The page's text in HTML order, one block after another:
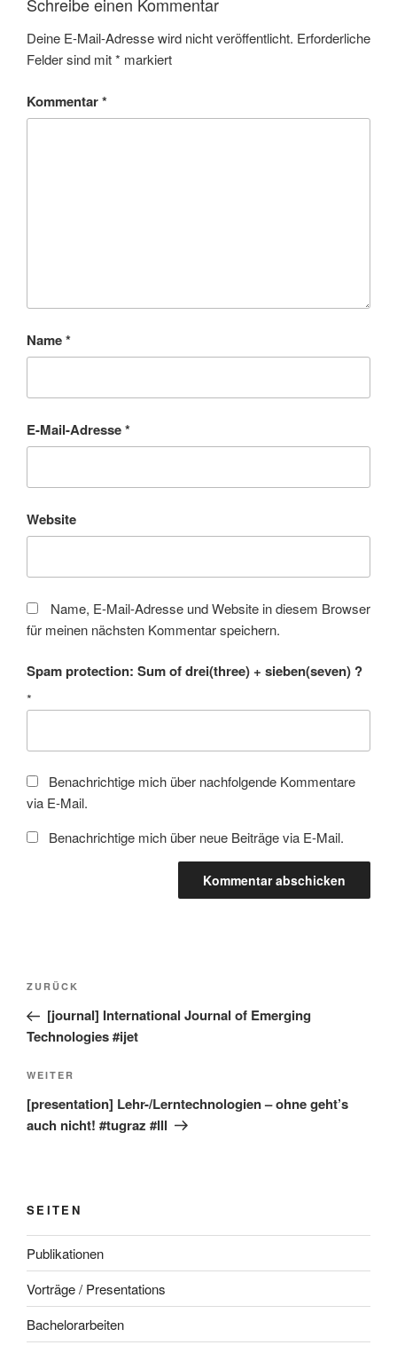
Deine E-Mail-Adresse wird nicht veröffentlicht. Erforderliche
Felder sind mit* markiert
Kommentar*
Name*
E-Mail-Adresse*
Website
Name, E-Mail-Adresse und Website in diesem Browser
für meinen nächsten Kommentar speichern.
Spam protection: Sum of drei(three) + sieben(seven) ?
*
Benachrichtige mich über nachfolgende Kommentare
via E-Mail.
Benachrichtige mich über neue Beiträge via E-Mail.
Beitragsnavigation
Vorheriger
Beitrag
ZURÜCK
[journal] International Journal of Emerging
Technologies #ijet
Nächster
Beitrag
WEITER
[presentation] Lehr-/Lerntechnologien – ohne geht’s
auch nicht! #tugraz #lll
SEITEN
Publikationen
Vorträge / Presentations
Bachelorarbeiten